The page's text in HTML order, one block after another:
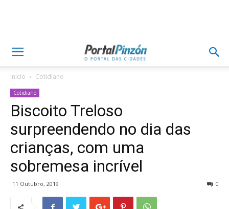
Inicio Cotidiano
Cotidiano
Biscoito Treloso
surpreendendo no dia das
crianças, com uma
sobremesa incrível
11 Outubro, 2019 0